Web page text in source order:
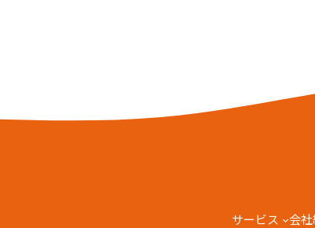
サービス 会